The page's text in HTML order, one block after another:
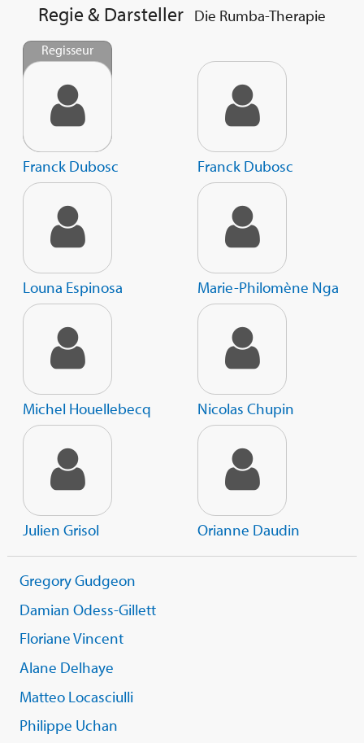
Regie & Darsteller Die Rumba-Therapie
Regisseur
Franck Dubosc Franck Dubosc
Louna Espinosa Marie-Philomène Nga
Michel Houellebecq Nicolas Chupin
Julien Grisol Orianne Daudin
Gregory Gudgeon
Damian Odess-Gillett
Floriane Vincent
Alane Delhaye
Matteo Locasciulli
Philippe Uchan